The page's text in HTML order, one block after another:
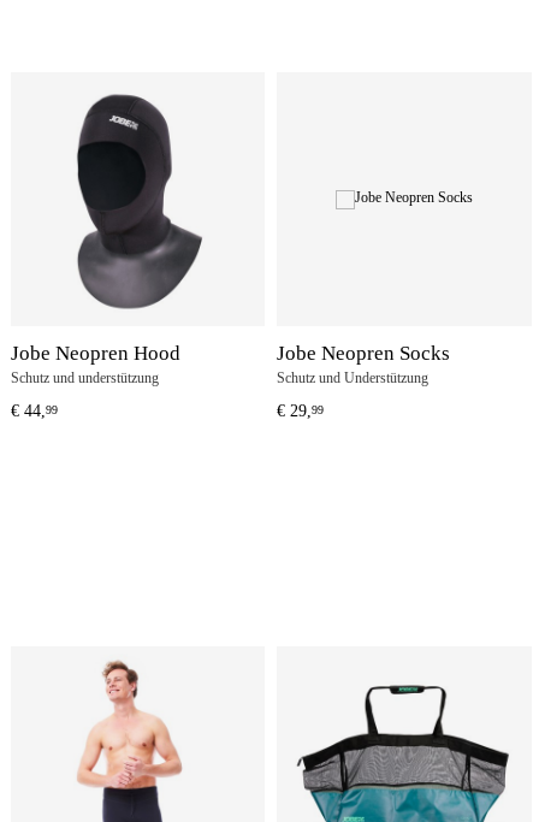
Jobe Neopren Hood
Schutz und understützung
€ 44,99
Jobe Neopren Socks
Schutz und Understützung
€ 29,99